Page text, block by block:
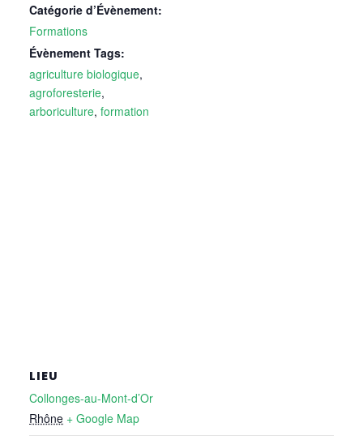
Catégorie d’Évènement:
Formations
Évènement Tags:
agriculture biologique,
agroforesterie,
arboriculture, formation
LIEU
Collonges-au-Mont-d’Or
Rhône + Google Map